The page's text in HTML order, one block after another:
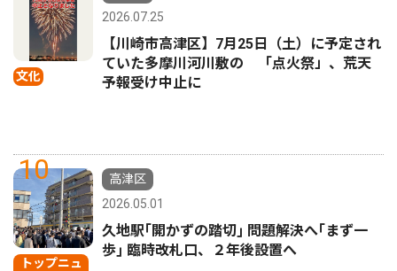
文化
2026.07.25
【川崎市高津区】7月25日（土）に予定され
ていた多摩川河川敷の 「点火祭」、荒天
予報受け中止に
10
トップニュ
高津区
2026.05.01
久地駅｢開かずの踏切｣ 問題解決へ｢まず一
歩｣ 臨時改札口、２年後設置へ